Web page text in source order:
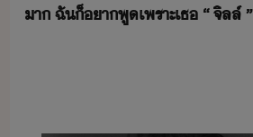
า​ ​ฉั​็​า​พูเพราะ​เธ​ ​“​ ​จิลล​์​ ​”